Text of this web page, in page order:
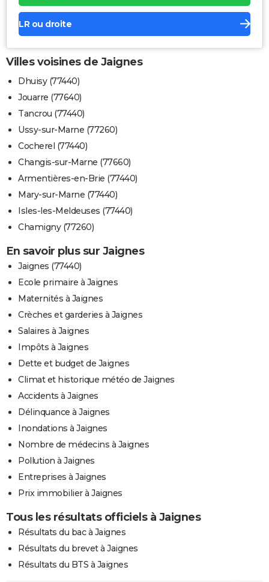
LR ou droite
Villes voisines de Jaignes
Dhuisy (77440)
Jouarre (77640)
Tancrou (77440)
Ussy-sur-Marne (77260)
Cocherel (77440)
Changis-sur-Marne (77660)
Armentières-en-Brie (77440)
Mary-sur-Marne (77440)
Isles-les-Meldeuses (77440)
Chamigny (77260)
En savoir plus sur Jaignes
Jaignes (77440)
Ecole primaire à Jaignes
Maternités à Jaignes
Crèches et garderies à Jaignes
Salaires à Jaignes
Impôts à Jaignes
Dette et budget de Jaignes
Climat et historique météo de Jaignes
Accidents à Jaignes
Délinquance à Jaignes
Inondations à Jaignes
Nombre de médecins à Jaignes
Pollution à Jaignes
Entreprises à Jaignes
Prix immobilier à Jaignes
Tous les résultats officiels à Jaignes
Résultats du bac à Jaignes
Résultats du brevet à Jaignes
Résultats du BTS à Jaignes